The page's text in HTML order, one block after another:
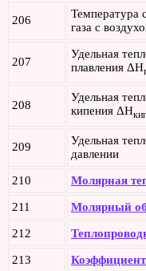
206
Температура
газа с
207
Удельная
плавления ΔH
208
Удельная
кипения ΔH
209
Удельная
давлении
210 Молярная
211 Молярный
212
213